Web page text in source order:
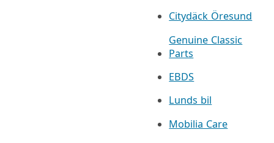
Citydäck Öresund
Genuine Classic
Parts
EBDS
Lunds bil
Mobilia Care